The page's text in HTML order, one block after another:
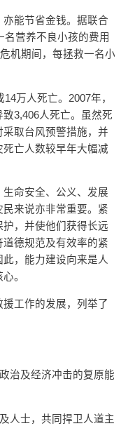
能节省金钱。据联合
名营养不良小孩的费用
机期间，每拯救一名小
万人死亡。2007年，
3,406人死亡。虽然死
取台风预警措施，并
亡人数较早年大幅减
命安全、公义、发展
来说亦非常重要。紧
，并使他们获得长远
德规范及有效率的紧
，能力建设向来是人
。
援工作的发展，列举了
治及经济冲击的复原能
人士，共同捍卫人道主